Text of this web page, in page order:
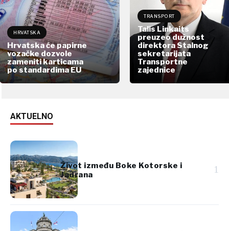
HRVATSKA
Hrvatska će papirne
vozačke dozvole
zameniti karticama
po standardima EU
TRANSPORT
Talis Linkaits
preuzeo dužnost
direktora Stalnog
sekretarijata
Transportne
zajednice
AKTUELNO
Život između Boke Kotorske i
Jadrana
1